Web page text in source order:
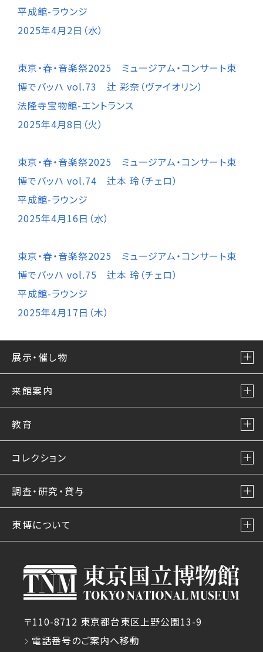
平成館-ラウンジ
2025年4月2日（水）
東京・春・音楽祭2025 ミュージアム・コンサート東
博でバッハ vol.73 辻 彩奈（ヴァイオリン）
法隆寺宝物館-エントランス
2025年4月8日（火）
東京・春・音楽祭2025 ミュージアム・コンサート東
博でバッハ vol.74 辻本 玲（チェロ）
平成館-ラウンジ
2025年4月16日（水）
東京・春・音楽祭2025 ミュージアム・コンサート東
博でバッハ vol.75 辻本 玲（チェロ）
平成館-ラウンジ
2025年4月17日（木）
展示・催し物
来館案内
教育
コレクション
調査・研究・貸与
東博について
〒110-8712 東京都台東区上野公園13-9
電話番号のご案内へ移動